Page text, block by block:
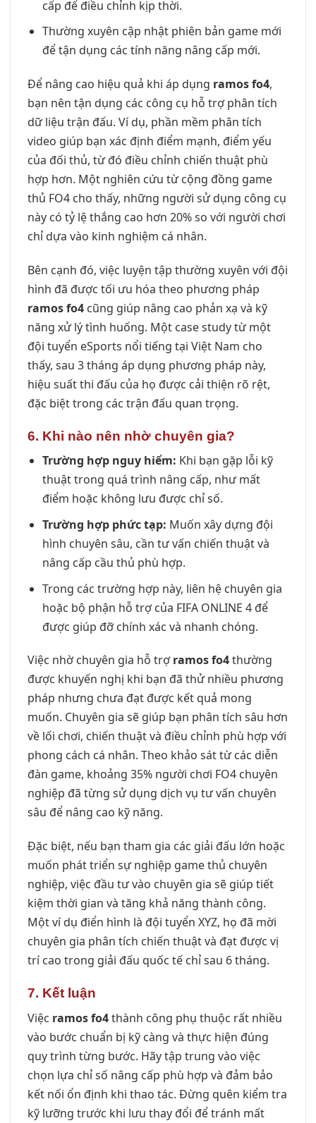
cấp để điều chỉnh kịp thời.
Thường xuyên cập nhật phiên bản game mới
để tận dụng các tính năng nâng cấp mới.
Để nâng cao hiệu quả khi áp dụng ramos fo4,
bạn nên tận dụng các công cụ hỗ trợ phân tích
dữ liệu trận đấu. Ví dụ, phần mềm phân tích
video giúp bạn xác định điểm mạnh, điểm yếu
của đối thủ, từ đó điều chỉnh chiến thuật phù
hợp hơn. Một nghiên cứu từ cộng đồng game
thủ FO4 cho thấy, những người sử dụng công cụ
này có tỷ lệ thắng cao hơn 20% so với người chơi
chỉ dựa vào kinh nghiệm cá nhân.
Bên cạnh đó, việc luyện tập thường xuyên với đội
hình đã được tối ưu hóa theo phương pháp
ramos fo4 cũng giúp nâng cao phản xạ và kỹ
năng xử lý tình huống. Một case study từ một
đội tuyển eSports nổi tiếng tại Việt Nam cho
thấy, sau 3 tháng áp dụng phương pháp này,
hiệu suất thi đấu của họ được cải thiện rõ rệt,
đặc biệt trong các trận đấu quan trọng.
6. Khi nào nên nhờ chuyên gia?
Trường hợp nguy hiểm: Khi bạn gặp lỗi kỹ
thuật trong quá trình nâng cấp, như mất
điểm hoặc không lưu được chỉ số.
Trường hợp phức tạp: Muốn xây dựng đội
hình chuyên sâu, cần tư vấn chiến thuật và
nâng cấp cầu thủ phù hợp.
Trong các trường hợp này, liên hệ chuyên gia
hoặc bộ phận hỗ trợ của FIFA ONLINE 4 để
được giúp đỡ chính xác và nhanh chóng.
Việc nhờ chuyên gia hỗ trợramos fo4thường
được khuyến nghị khi bạn đã thử nhiều phương
pháp nhưng chưa đạt được kết quả mong
muốn. Chuyên gia sẽ giúp bạn phân tích sâu hơn
về lối chơi, chiến thuật và điều chỉnh phù hợp với
phong cách cá nhân. Theo khảo sát từ các diễn
đàn game, khoảng 35% người chơi FO4 chuyên
nghiệp đã từng sử dụng dịch vụ tư vấn chuyên
sâu để nâng cao kỹ năng.
Đặc biệt, nếu bạn tham gia các giải đấu lớn hoặc
muốn phát triển sự nghiệp game thủ chuyên
nghiệp, việc đầu tư vào chuyên gia sẽ giúp tiết
kiệm thời gian và tăng khả năng thành công.
Một ví dụ điển hình là đội tuyển XYZ, họ đã mời
chuyên gia phân tích chiến thuật và đạt được vị
trí cao trong giải đấu quốc tế chỉ sau 6 tháng.
7. Kết luận
Việc ramos fo4thành công phụ thuộc rất nhiều
vào bước chuẩn bị kỹ càng và thực hiện đúng
quy trình từng bước. Hãy tập trung vào việc
chọn lựa chỉ số nâng cấp phù hợp và đảm bảo
kết nối ổn định khi thao tác. Đừng quên kiểm tra
kỹ lưỡng trước khi lưu thay đổi để tránh mất